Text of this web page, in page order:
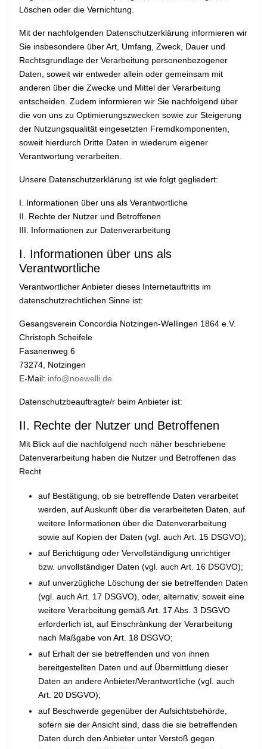
Löschen oder die Vernichtung.
Mit der nachfolgenden Datenschutzerklärung informieren wir
Sie insbesondere über Art, Umfang, Zweck, Dauer und
Rechtsgrundlage der Verarbeitung personenbezogener
Daten, soweit wir entweder allein oder gemeinsam mit
anderen über die Zwecke und Mittel der Verarbeitung
entscheiden. Zudem informieren wir Sie nachfolgend über
die von uns zu Optimierungszwecken sowie zur Steigerung
der Nutzungsqualität eingesetzten Fremdkomponenten,
soweit hierdurch Dritte Daten in wiederum eigener
Verantwortung verarbeiten.
Unsere Datenschutzerklärung ist wie folgt gegliedert:
I. Informationen über uns als Verantwortliche
II. Rechte der Nutzer und Betroffenen
III. Informationen zur Datenverarbeitung
I. Informationen über uns als
Verantwortliche
Verantwortlicher Anbieter dieses Internetauftritts im
datenschutzrechtlichen Sinne ist:
Gesangsverein Concordia Notzingen-Wellingen 1864 e.V.
Christoph Scheifele
Fasanenweg 6
73274, Notzingen
E-Mail: info@noewelli.de
Datenschutzbeauftragte/r beim Anbieter ist:
II. Rechte der Nutzer und Betroffenen
Mit Blick auf die nachfolgend noch näher beschriebene
Datenverarbeitung haben die Nutzer und Betroffenen das
Recht
auf Bestätigung, ob sie betreffende Daten verarbeitet
werden, auf Auskunft über die verarbeiteten Daten, auf
weitere Informationen über die Datenverarbeitung
sowie auf Kopien der Daten (vgl. auch Art. 15 DSGVO);
auf Berichtigung oder Vervollständigung unrichtiger
bzw. unvollständiger Daten (vgl. auch Art. 16 DSGVO);
auf unverzügliche Löschung der sie betreffenden Daten
(vgl. auch Art. 17 DSGVO), oder, alternativ, soweit eine
weitere Verarbeitung gemäß Art. 17 Abs. 3 DSGVO
erforderlich ist, auf Einschränkung der Verarbeitung
nach Maßgabe von Art. 18 DSGVO;
auf Erhalt der sie betreffenden und von ihnen
bereitgestellten Daten und auf Übermittlung dieser
Daten an andere Anbieter/Verantwortliche (vgl. auch
Art. 20 DSGVO);
auf Beschwerde gegenüber der Aufsichtsbehörde,
sofern sie der Ansicht sind, dass die sie betreffenden
Daten durch den Anbieter unter Verstoß gegen